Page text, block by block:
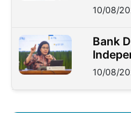
10/08/
Bank
10/08/